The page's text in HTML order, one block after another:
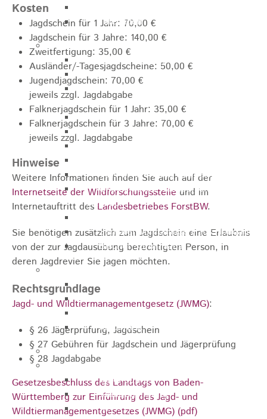
Tafelladen
Pflegeangebote
Pflegeberatung
Runder Tisch Pflege
Ökumenische Sozialstation
Rosenstein
Villa Rosenstein
DRK Mehrgenerationenhaus
Pflegewohnhaus Haus Kielwein
VDK Ortsverband Heubach
Ökumenische Nachbarschaftshilfe
Heubach
Seniorenwohnanlage Haus Hohgarten
Bischof Sproll Haus
Familienbüro
Zukunftswerkstatt
Sozialpädagogische Familienberatung
Kinderfest
Ferienprogramm
Jugend
Jugendbüro
Stadtjugendring
JIL
Kosten
Jagdschein für 1 Jahr: 70,00 €
Jagdschein für 3 Jahre: 140,00 €
Zweitfertigung: 35,00 €
Ausländer/-Tagesjagdscheine: 50,00 €
Jugendjagdschein: 70,00 €
jeweils zzgl. Jagdabgabe
Falknerjagdschein für 1 Jahr: 35,00 €
Falknerjagdschein für 3 Jahre: 70,00 €
jeweils zzgl. Jagdabgabe
Hinweise
Weitere Informationen finden Sie auch auf der
Internetseite der Wildforschungsstelle und im
Internetauftritt des Landesbetriebes ForstBW.
Sie benötigen zusätzlich zum Jagdschein eine Erlaubnis
von der zur Jagdausübung berechtigten Person, in
deren Jagdrevier Sie jagen möchten.
Rechtsgrundlage
Jagd- und Wildtiermanagementgesetz (JWMG):
§ 26 Jägerprüfung, Jagdschein
§ 27 Gebühren für Jagdschein und Jägerprüfung
§ 28 Jagdabgabe
Gesetzesbeschluss des Landtags von Baden-
Württemberg zur Einführung des Jagd- und
Wildtiermanagementgesetzes (JWMG) (pdf)